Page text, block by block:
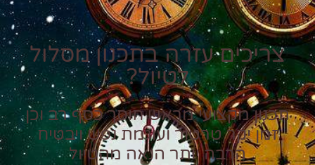
צריכים עזרה בתכנון מסלול
לטיול?
תכנון מקצועי מראש חוסך כסף רב וכן
זמן יקר טרטור ועוגמת נפש ויבטיח
הרבה יותר הנאה מהטיול